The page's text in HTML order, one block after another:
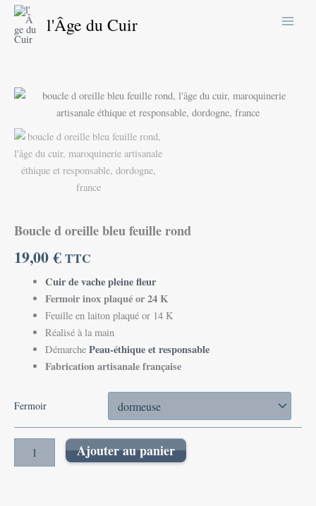
Aller
contenu
l'Âge du Cuir
Boucle d oreille bleu feuille rond
19,00€TTC
Cuir de vache pleine fleur
Fermoir inox plaqué or 24 K
Feuille en laiton plaqué or 14 K
Réalisé à la main
Démarche Peau-éthique et responsable
Fabrication artisanale française
Fermoir
quantité
d
oreille
bleu
feuille
Ajouter au panier